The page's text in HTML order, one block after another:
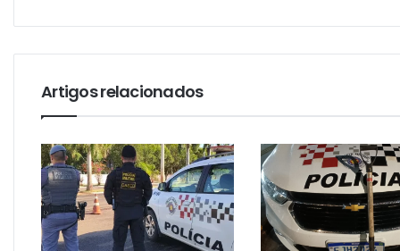
Artigos relacionados